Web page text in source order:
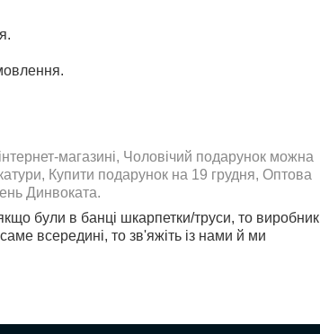
магазині, Чоловічий подарунок можна
Купити подарунок на 19 грудня, Оптова
Динвоката.
були в банці шкарпетки/труси, то виробник
всередині, то зв'яжіть із нами й ми